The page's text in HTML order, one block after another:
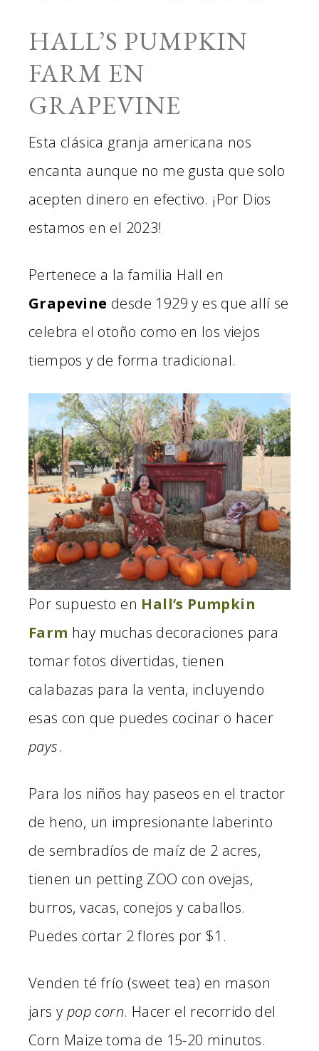
HALL’S PUMPKIN
FARM EN
GRAPEVINE
Esta clásica granja americana nos
encanta aunque no me gusta que solo
acepten dinero en efectivo. ¡Por Dios
estamos en el 2023!
Pertenece a la familia Hall en
Grapevine desde 1929 y es que allí se
celebra el otoño como en los viejos
tiempos y de forma tradicional.
Por supuesto en Hall’s Pumpkin
Farm hay muchas decoraciones para
tomar fotos divertidas, tienen
calabazas para la venta, incluyendo
esas con que puedes cocinar o hacer
pays.
Para los niños hay paseos en el tractor
de heno, un impresionante laberinto
de sembradíos de maíz de 2 acres,
tienen un petting ZOO con ovejas,
burros, vacas, conejos y caballos.
Puedes cortar 2 flores por $1.
Venden té frío (sweet tea) en mason
jars y pop corn. Hacer el recorrido del
Corn Maize toma de 15-20 minutos.